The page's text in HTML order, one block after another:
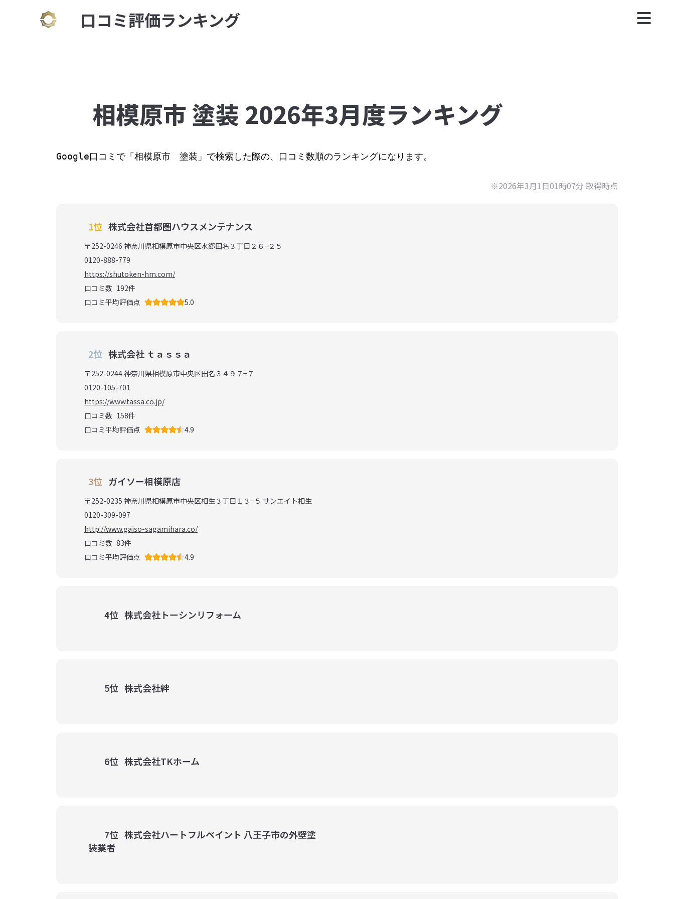
⼝コミ評価ランキング
相模原市 塗装 2026年3月度ランキング
Google⼝コミで「相模原市　塗装」で検索した際の、口コミ数順のランキングになります。
※2026年3月1日01時07分 取得時点
1位 株式会社首都圏ハウスメンテナンス
〒252-0246 神奈川県相模原市中央区水郷田名３丁目２６−２５
0120-888-779
https://shutoken-hm.com/
口コミ数 192件
口コミ平均評価点
5.0
2位 株式会社 ｔａｓｓａ
〒252-0244 神奈川県相模原市中央区田名３４９７−７
0120-105-701
https://www.tassa.co.jp/
口コミ数 158件
口コミ平均評価点
4.9
3位 ガイソー相模原店
〒252-0235 神奈川県相模原市中央区相生３丁目１３−５ サンエイト相生
0120-309-097
http://www.gaiso-sagamihara.co/
口コミ数 83件
口コミ平均評価点
4.9
4位 株式会社トーシンリフォーム
5位 株式会社絆
6位 株式会社TKホーム
7位 株式会社ハートフルペイント 八王子市の外壁塗
装業者